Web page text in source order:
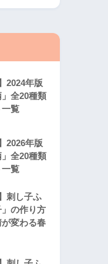
2024年版
全20種類
一覧
2026年版
全20種類
一覧
刺し子ふ
の作り方
が変わる春